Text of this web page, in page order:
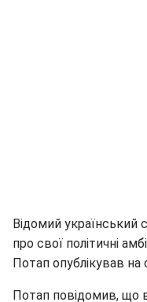
Відомий український
про свої політичні
Потап опублікував на
Потап повідомив, що